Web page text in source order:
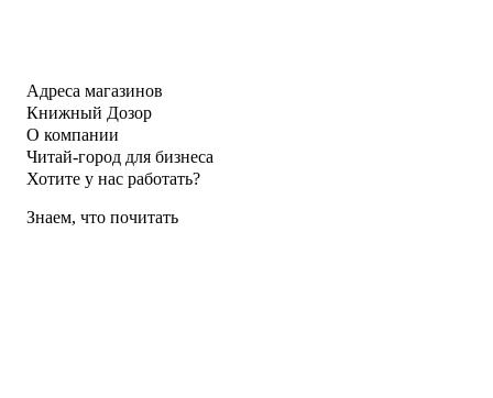
Адреса магазинов
Книжный Дозор
О компании
Читай-город для бизнеса
Хотите у нас работать?
Знаем, что почитать